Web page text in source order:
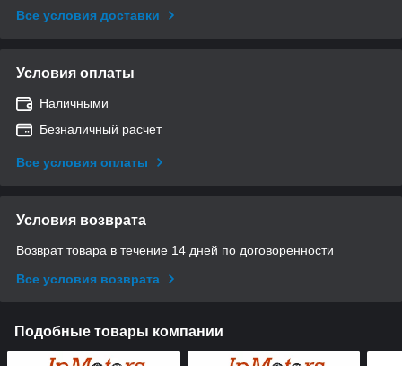
Все условия доставки
Условия оплаты
Наличными
Безналичный расчет
Все условия оплаты
Условия возврата
Возврат товара в течение 14 дней по договоренности
Все условия возврата
Подобные товары компании